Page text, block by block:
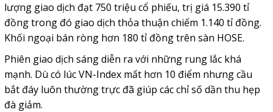
lượng giao dịch đạt 750 triệu cổ phiếu, trị giá 15.390 tỉ
đồng trong đó giao dịch thỏa thuận chiếm 1.140 tỉ đồng.
Khối ngoại bán ròng hơn 180 tỉ đồng trên sàn HOSE.
Phiên giao dịch sáng diễn ra với những rung lắc khá
mạnh. Dù có lúc VN-Index mất hơn 10 điểm nhưng cầu
bắt đáy luôn thường trực đã giúp các chỉ số dần thu hẹp
đà giảm.